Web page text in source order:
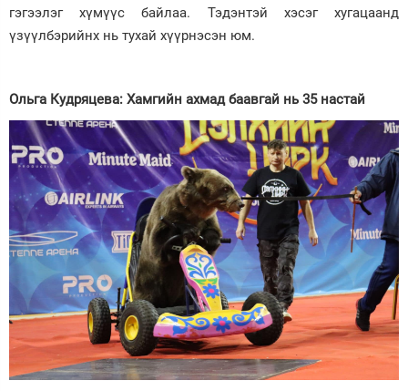
гэгээлэг хүмүүс байлаа. Тэдэнтэй хэсэг хугацаанд
үзүүлбэрийнх нь тухай хүүрнэсэн юм.
Ольга Кудряцева: Хамгийн ахмад баавгай нь 35 настай